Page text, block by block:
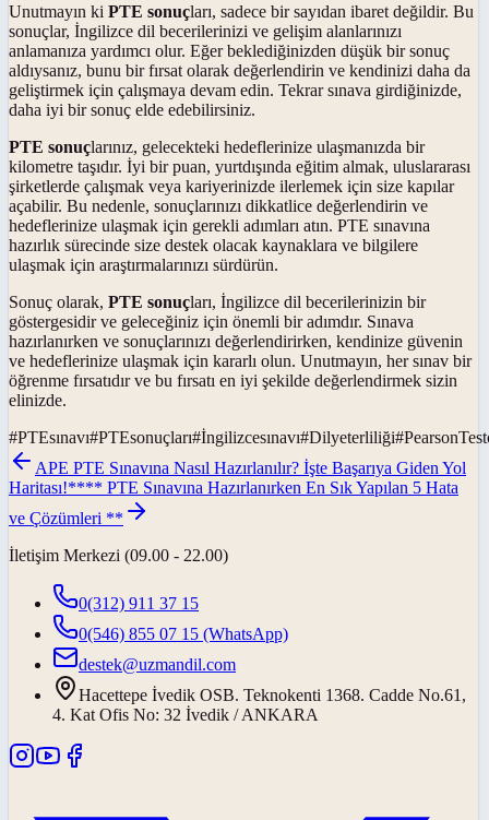
Unutmayın ki PTE sonuçları, sadece bir sayıdan ibaret değildir. Bu
sonuçlar, İngilizce dil becerilerinizi ve gelişim alanlarınızı
anlamanıza yardımcı olur. Eğer beklediğinizden düşük bir sonuç
aldıysanız, bunu bir fırsat olarak değerlendirin ve kendinizi daha da
geliştirmek için çalışmaya devam edin. Tekrar sınava girdiğinizde,
daha iyi bir sonuç elde edebilirsiniz.
PTE sonuçlarınız, gelecekteki hedeflerinize ulaşmanızda bir
kilometre taşıdır. İyi bir puan, yurtdışında eğitim almak, uluslararası
şirketlerde çalışmak veya kariyerinizde ilerlemek için size kapılar
açabilir. Bu nedenle, sonuçlarınızı dikkatlice değerlendirin ve
hedeflerinize ulaşmak için gerekli adımları atın. PTE sınavına
hazırlık sürecinde size destek olacak kaynaklara ve bilgilere
ulaşmak için araştırmalarınızı sürdürün.
Sonuç olarak, PTE sonuçları, İngilizce dil becerilerinizin bir
göstergesidir ve geleceğiniz için önemli bir adımdır. Sınava
hazırlanırken ve sonuçlarınızı değerlendirirken, kendinize güvenin
ve hedeflerinize ulaşmak için kararlı olun. Unutmayın, her sınav bir
öğrenme fırsatıdır ve bu fırsatı en iyi şekilde değerlendirmek sizin
elinizde.
#PTEsınavı#PTEsonuçları#İngilizcesınavı#Dilyeterliliği#
APE PTE Sınavına Nasıl Hazırlanılır? İşte Başarıya Giden Yol
Haritası!**** PTE Sınavına Hazırlanırken En Sık Yapılan 5 Hata
ve Çözümleri **
İletişim Merkezi (09.00 - 22.00)
0(312) 911 37 15
0(546) 855 07 15 (WhatsApp)
destek@uzmandil.com
Hacettepe İvedik OSB. Teknokenti 1368. Cadde No.61,
4. Kat Ofis No: 32 İvedik / ANKARA